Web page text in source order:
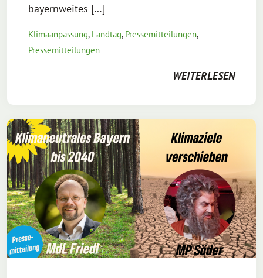
bayernweites […]
Klimaanpassung, Landtag, Pressemitteilungen,
Pressemitteilungen
WEITERLESEN